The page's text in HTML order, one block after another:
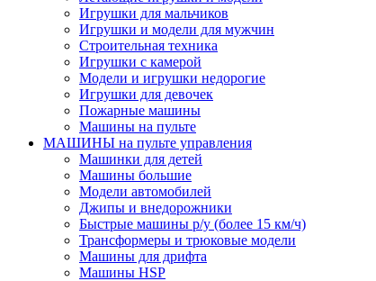
Игрушки для мальчиков
Игрушки и модели для мужчин
Строительная техника
Игрушки с камерой
Модели и игрушки недорогие
Игрушки для девочек
Пожарные машины
Машины на пульте
МАШИНЫ на пульте управления
Машинки для детей
Машины большие
Модели автомобилей
Джипы и внедорожники
Быстрые машины р/у (более 15 км/ч)
Трансформеры и трюковые модели
Машины для дрифта
Машины HSP